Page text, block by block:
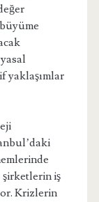
yaklaşımlar
iş
Krizlerin